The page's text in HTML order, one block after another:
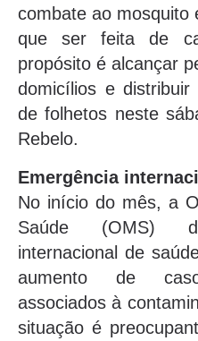
combate ao mosquito
que ser feita de
propósito é alcançar
domicílios e
de folhetos neste
Rebelo.
Emergência
No início do mês, a
Saúde (OMS)
internacional de
aumento de
associados à
situação é